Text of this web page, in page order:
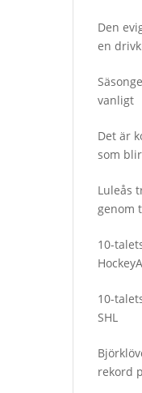
Den
en
vanligt
Det är
som
Luleås
genom
10-
10-
SHL
rekord